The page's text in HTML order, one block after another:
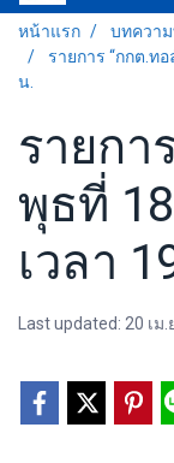
หน้าแรก บทควา
รายการ “กกต.ท
น.
รายกา
พุธที่
เวลา
Last updated: 20 เม.